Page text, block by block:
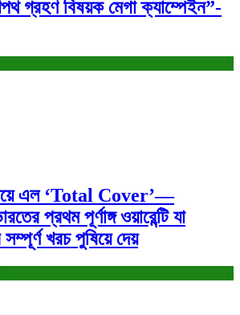
গ্রহণ বিষয়ক মেগা ক্যাম্পেইন”-
এল ‘Total Cover’—
প্রথম পূর্ণাঙ্গ ওয়ারেন্টি যা
খরচ পুষিয়ে দেয়